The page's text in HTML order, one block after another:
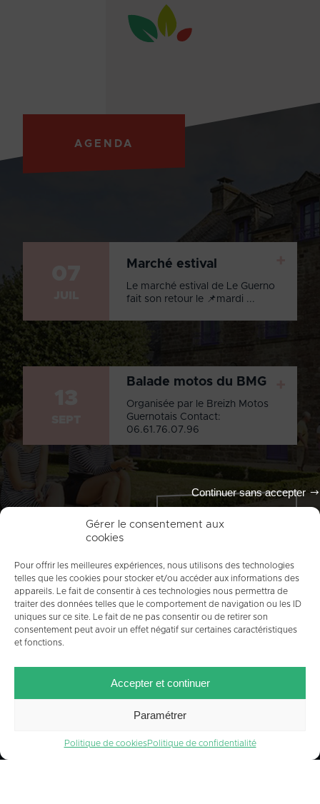
Gérer le consentement aux
cookies
Pour offrir les meilleures expériences, nous utilisons des technologies
telles que les cookies pour stocker et/ou accéder aux informations des
appareils. Le fait de consentir à ces technologies nous permettra de
traiter des données telles que le comportement de navigation ou les ID
uniques sur ce site. Le fait de ne pas consentir ou de retirer son
consentement peut avoir un effet négatif sur certaines caractéristiques
et fonctions.
Accepter et continuer
Continuer sans accepter
Paramétrer
Politique de cookiesPolitique de confidentialité
AGENDA
Marché estival
Le marché estival de Le Guerno
fait son retour le 📌mardi ...
Balade motos du BMG
Organisée par le Breizh Motos
Guernotais Contact:
06.61.76.07.96
PLAN DU SITE
MENTIONS LÉGALES
CRÉDITS POLITIQUE DE COOKIES (UE)